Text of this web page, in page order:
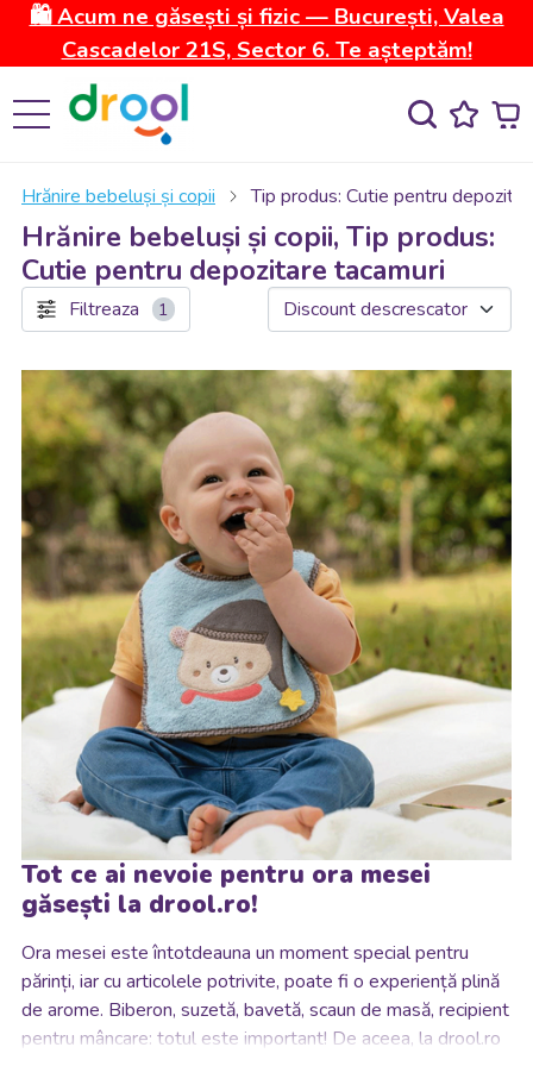
🛍️ Acum ne găsești și fizic — București, Valea
Cascadelor 21S, Sector 6. Te așteptăm!
Hrănire bebeluși și copii Tip produs: Cutie pentru
Hrănire bebeluși și copii, Tip produs:
Cutie pentru depozitare tacamuri
Filtreaza 1
Tot ce ai nevoie pentru ora mesei
găsești la drool.ro!
Ora mesei este întotdeauna un moment special pentru
părinți, iar cu articolele potrivite, poate fi o experiență plină
de arome. Biberon, suzetă, bavetă, scaun de masă, recipient
pentru mâncare: totul este important! De aceea, la drool.ro